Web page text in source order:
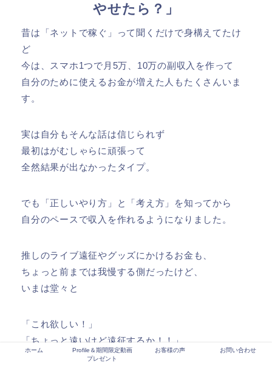
やせたら？」
昔は「ネットで稼ぐ」って聞くだけで身構えてたけ
ど
今は、スマホ1つで月5万、10万の副収入を作って
自分のために使えるお金が増えた人もたくさんいま
す。
実は自分もそんな話は信じられず
最初はがむしゃらに頑張って
全然結果が出なかったタイプ。
でも「正しいやり方」と「考え方」を知ってから
自分のペースで収入を作れるようになりました。
推しのライブ遠征やグッズにかけるお金も、
ちょっと前までは我慢する側だったけど、
いまは堂々と
「これ欲しい！」
「ちょっと遠いけど遠征するか！！」
ホーム
Profile＆期間限定動画
プレゼント
お客様の声 お問い合わせ